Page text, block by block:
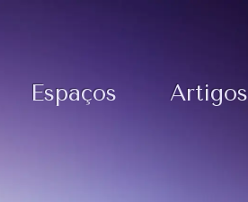
Espaços Artigos